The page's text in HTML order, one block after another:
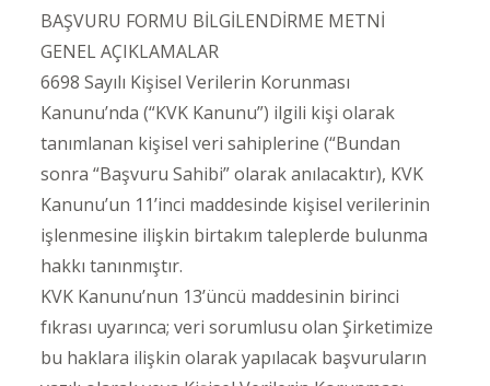
BAŞVURU FORMU BİLGİLENDİRME METNİ
GENEL AÇIKLAMALAR
6698 Sayılı Kişisel Verilerin Korunması
Kanunu’nda (“KVK Kanunu”) ilgili kişi olarak
tanımlanan kişisel veri sahiplerine (“Bundan
sonra “Başvuru Sahibi” olarak anılacaktır), KVK
Kanunu’un 11’inci maddesinde kişisel verilerinin
işlenmesine ilişkin birtakım taleplerde bulunma
hakkı tanınmıştır.
KVK Kanunu’nun 13’üncü maddesinin birinci
fıkrası uyarınca; veri sorumlusu olan Şirketimize
bu haklara ilişkin olarak yapılacak başvuruların